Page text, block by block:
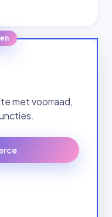
met voorraad,